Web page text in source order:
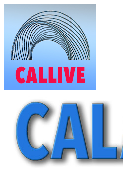
contenuto